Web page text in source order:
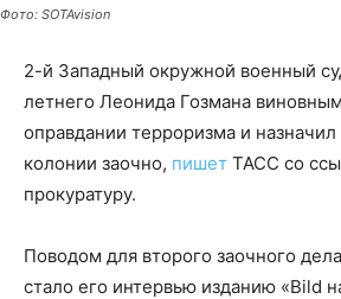
Фото: SOTAvision
2-й Западный окружной военный
летнего Леонида Гозмана
оправдании терроризма и
колонии заочно, пишет ТАСС со
прокуратуру.
Поводом для второго заочного
стало его интервью изданию «Bild